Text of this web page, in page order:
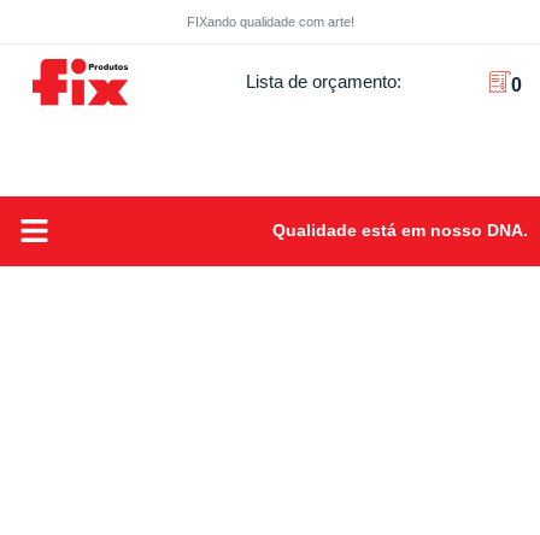
FIXando qualidade com arte!
Lista de orçamento: 0
Qualidade está em nosso DNA.